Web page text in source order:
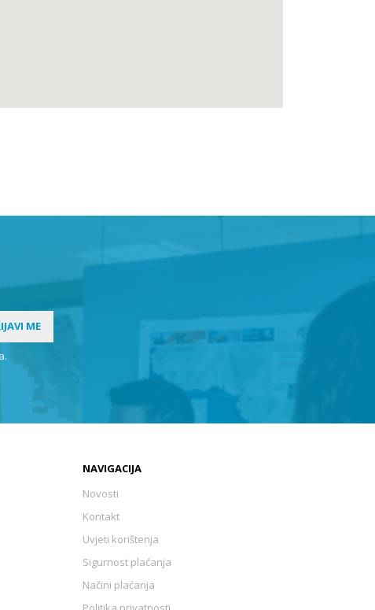
ME
NAVIGACIJA
Novosti
Kontakt
Uvjeti korištenja
Sigurnost plaćanja
Načini plaćanja